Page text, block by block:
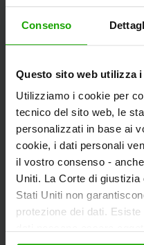
Consenso
Questo sito web utilizza
Utilizziamo i cookie per
tecnico del sito web, le
personalizzati in base ai
cookie, i dati personali
il vostro consenso -
Uniti. La Corte di
Stati Uniti non
protezione dei dati.
info@